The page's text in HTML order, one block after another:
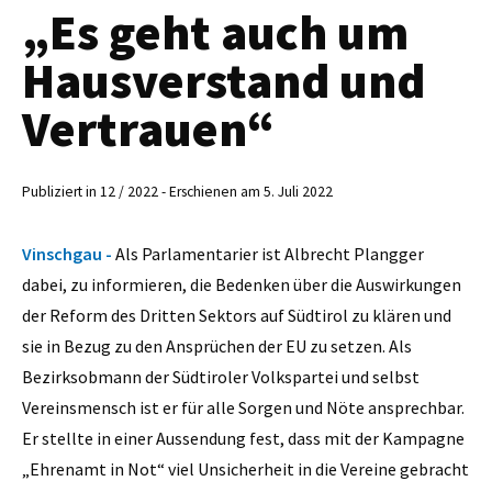
„Es geht auch um
Hausverstand und
Vertrauen“
Publiziert in 12 / 2022 - Erschienen am 5. Juli 2022
Vinschgau - Als Parlamentarier ist Albrecht Plangger
dabei, zu informieren, die Bedenken über die Auswirkungen
der Reform des Dritten Sektors auf Südtirol zu klären und
sie in Bezug zu den Ansprüchen der EU zu setzen. Als
Bezirksobmann der Südtiroler Volkspartei und selbst
Vereinsmensch ist er für alle Sorgen und Nöte ansprechbar.
Er stellte in einer Aussendung fest, dass mit der Kampagne
„Ehrenamt in Not“ viel Unsicherheit in die Vereine gebracht